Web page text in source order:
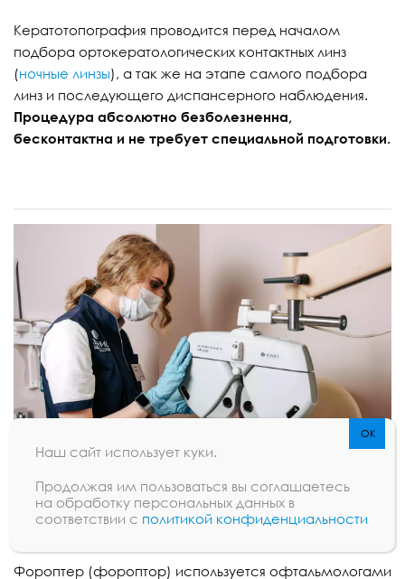
Кератотопография проводится перед началом
подбора ортокератологических контактных линз
(ночные линзы), а так же на этапе самого подбора
линз и последующего диспансерного наблюдения.
Процедура абсолютно безболезненна,
бесконтактна и не требует специальной подготовки.
Автоматический фороптер TAP-2000 (Tomey)
Фороптер (фороптор) используется офтальмологами
Наш сайт использует куки.
Продолжая им пользоваться вы соглашаетесь
на обработку персональных данных в
соответствии с политикой конфиденциальности